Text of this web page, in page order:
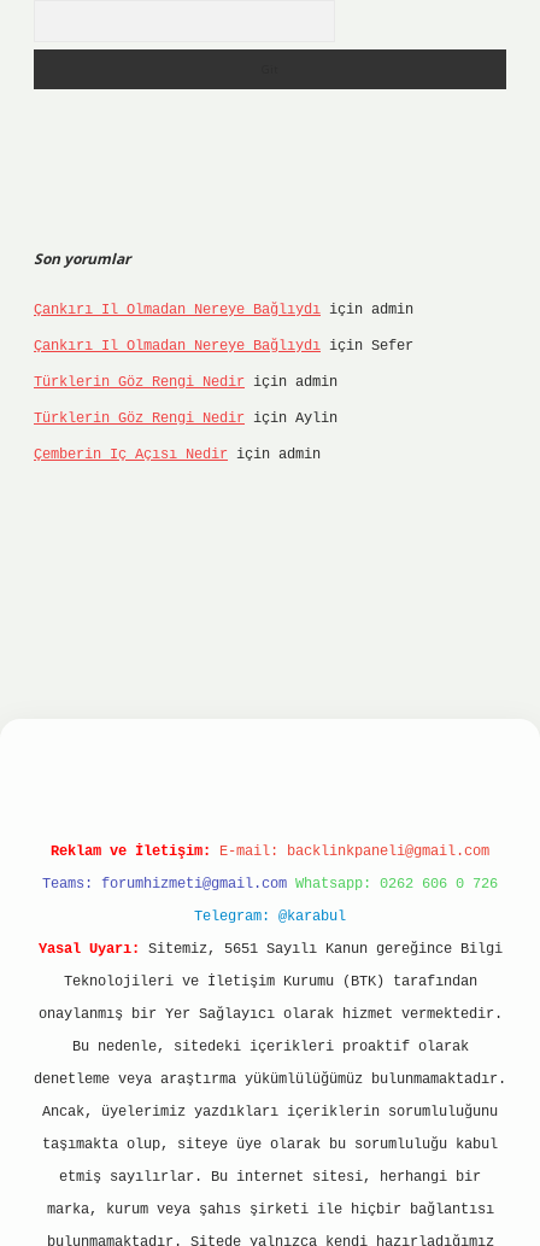
Son yorumlar
Çankırı Il Olmadan Nereye Bağlıydı için admin
Çankırı Il Olmadan Nereye Bağlıydı için Sefer
Türklerin Göz Rengi Nedir için admin
Türklerin Göz Rengi Nedir için Aylin
Çemberin Iç Açısı Nedir için admin
Reklam ve İletişim: E-mail: backlinkpaneli@gmail.com
Teams: forumhizmeti@gmail.com Whatsapp: 0262 606 0 726
Telegram: @karabul
Yasal Uyarı:
Sitemiz, 5651 Sayılı Kanun gereğince Bilgi
Teknolojileri ve İletişim Kurumu (BTK) tarafından
onaylanmış bir Yer Sağlayıcı olarak hizmet vermektedir.
Bu nedenle, sitedeki içerikleri proaktif olarak
denetleme veya araştırma yükümlülüğümüz bulunmamaktadır.
Ancak, üyelerimiz yazdıkları içeriklerin sorumluluğunu
taşımakta olup, siteye üye olarak bu sorumluluğu kabul
etmiş sayılırlar. Bu internet sitesi, herhangi bir
marka, kurum veya şahıs şirketi ile hiçbir bağlantısı
bulunmamaktadır. Sitede yalnızca kendi hazırladığımız